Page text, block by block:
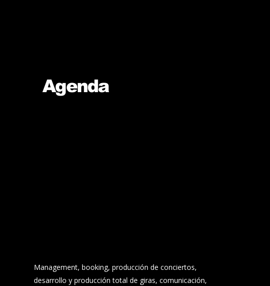
Agenda
Management, booking, producción de conciertos,
desarrollo y producción total de giras, comunicación,